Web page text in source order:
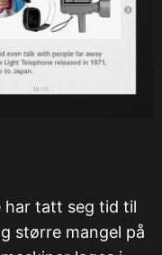
har tatt seg tid til
større mangel på